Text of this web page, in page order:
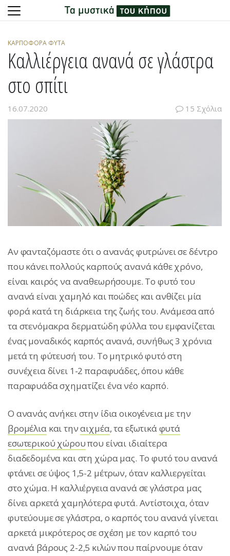
content
ΚΑΡΠΟΦΌΡΑ ΦΥΤΆ
Καλλιέργεια ανανά σε γλάστρα
στο σπίτι
16.07.2020 15 Σχόλια
Αν φανταζόμαστε ότι ο ανανάς φυτρώνει σε δέντρο
που κάνει πολλούς καρπούς ανανά κάθε χρόνο,
είναι καιρός να αναθεωρήσουμε. Το φυτό του
ανανά είναι χαμηλό και ποώδες και ανθίζει μία
φορά κατά τη διάρκεια της ζωής του. Ανάμεσα από
τα στενόμακρα δερματώδη φύλλα του εμφανίζεται
ένας μοναδικός καρπός ανανά, συνήθως 3 χρόνια
μετά τη φύτευσή του. Το μητρικό φυτό στη
συνέχεια δίνει 1-2 παραφυάδες, όπου κάθε
παραφυάδα σχηματίζει ένα νέο καρπό.
Ο ανανάς ανήκει στην ίδια οικογένεια με την
βρομέλιακαι τηναιχμέα, τα εξωτικάφυτά
εσωτερικού χώρουπου είναι ιδιαίτερα
διαδεδομένα και στη χώρα μας. Το φυτό του ανανά
φτάνει σε ύψος 1,5-2 μέτρων, όταν καλλιεργείται
στο χώμα. Η καλλιέργεια ανανά σε γλάστρα μας
δίνει αρκετά χαμηλότερα φυτά. Αντίστοιχα, όταν
φυτεύουμε σε γλάστρα, ο καρπός του ανανά γίνεται
αρκετά μικρότερος σε σχέση με τον καρπό του
ανανά βάρους 2-2,5 κιλών που παίρνουμε όταν